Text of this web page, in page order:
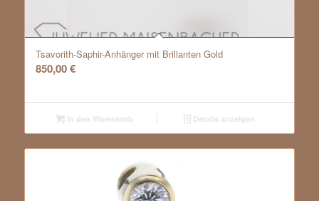
Tsavorith-Saphir-Anhänger mit Brillanten Gold
850,00€
In den Warenkorb Details anzeigen